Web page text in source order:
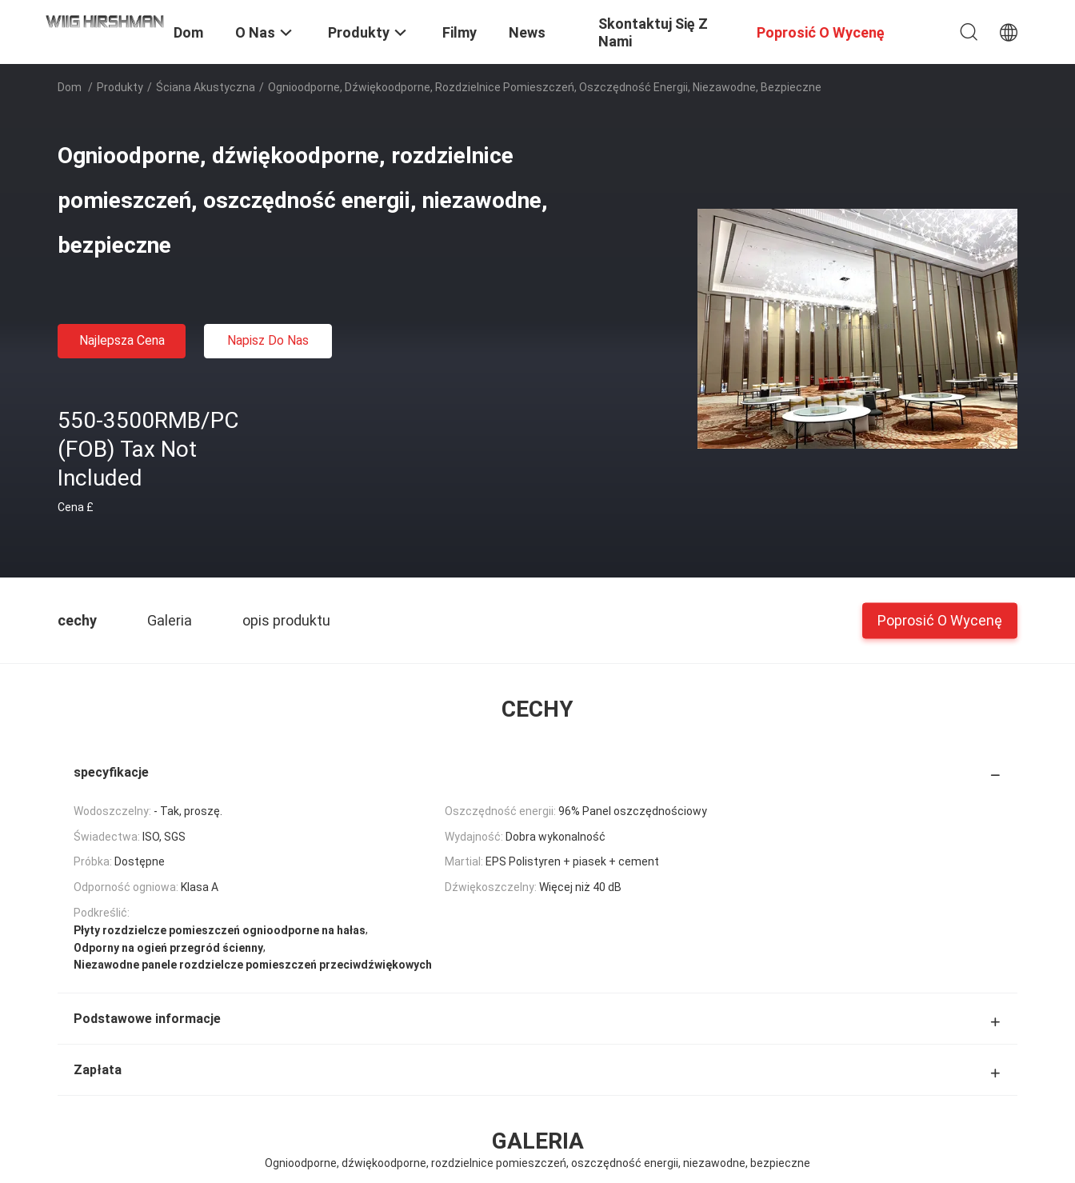
Dom O Nas Produkty Filmy News
Skontaktuj Się Z
Nami
Poprosić O Wycenę
Dom / Produkty / Ściana Akustyczna / Ognioodporne, Dźwiękoodporne, Rozdzielnice Pomieszczeń, Oszczędność Energii, Niezawodne, Bezpieczne
Ognioodporne, dźwiękoodporne, rozdzielnice
pomieszczeń, oszczędność energii, niezawodne,
bezpieczne
Najlepsza Cena Napisz Do Nas
550-3500RMB/PC
(FOB) Tax Not
Included
Cena £
cechy Galeria opis produktu Poprosić O Wycenę
CECHY
specyfikacje
Wodoszczelny: - Tak, proszę. Oszczędność energii: 96% Panel oszczędnościowy
Świadectwa: ISO, SGS Wydajność: Dobra wykonalność
Próbka: Dostępne Martial: EPS Polistyren + piasek + cement
Odporność ogniowa: Klasa A Dźwiękoszczelny: Więcej niż 40 dB
Podkreślić:
Płyty rozdzielcze pomieszczeń ognioodporne na hałas,
Odporny na ogień przegród ścienny,
Niezawodne panele rozdzielcze pomieszczeń przeciwdźwiękowych
Podstawowe informacje
Zapłata
GALERIA
Ognioodporne, dźwiękoodporne, rozdzielnice pomieszczeń, oszczędność energii, niezawodne, bezpieczne